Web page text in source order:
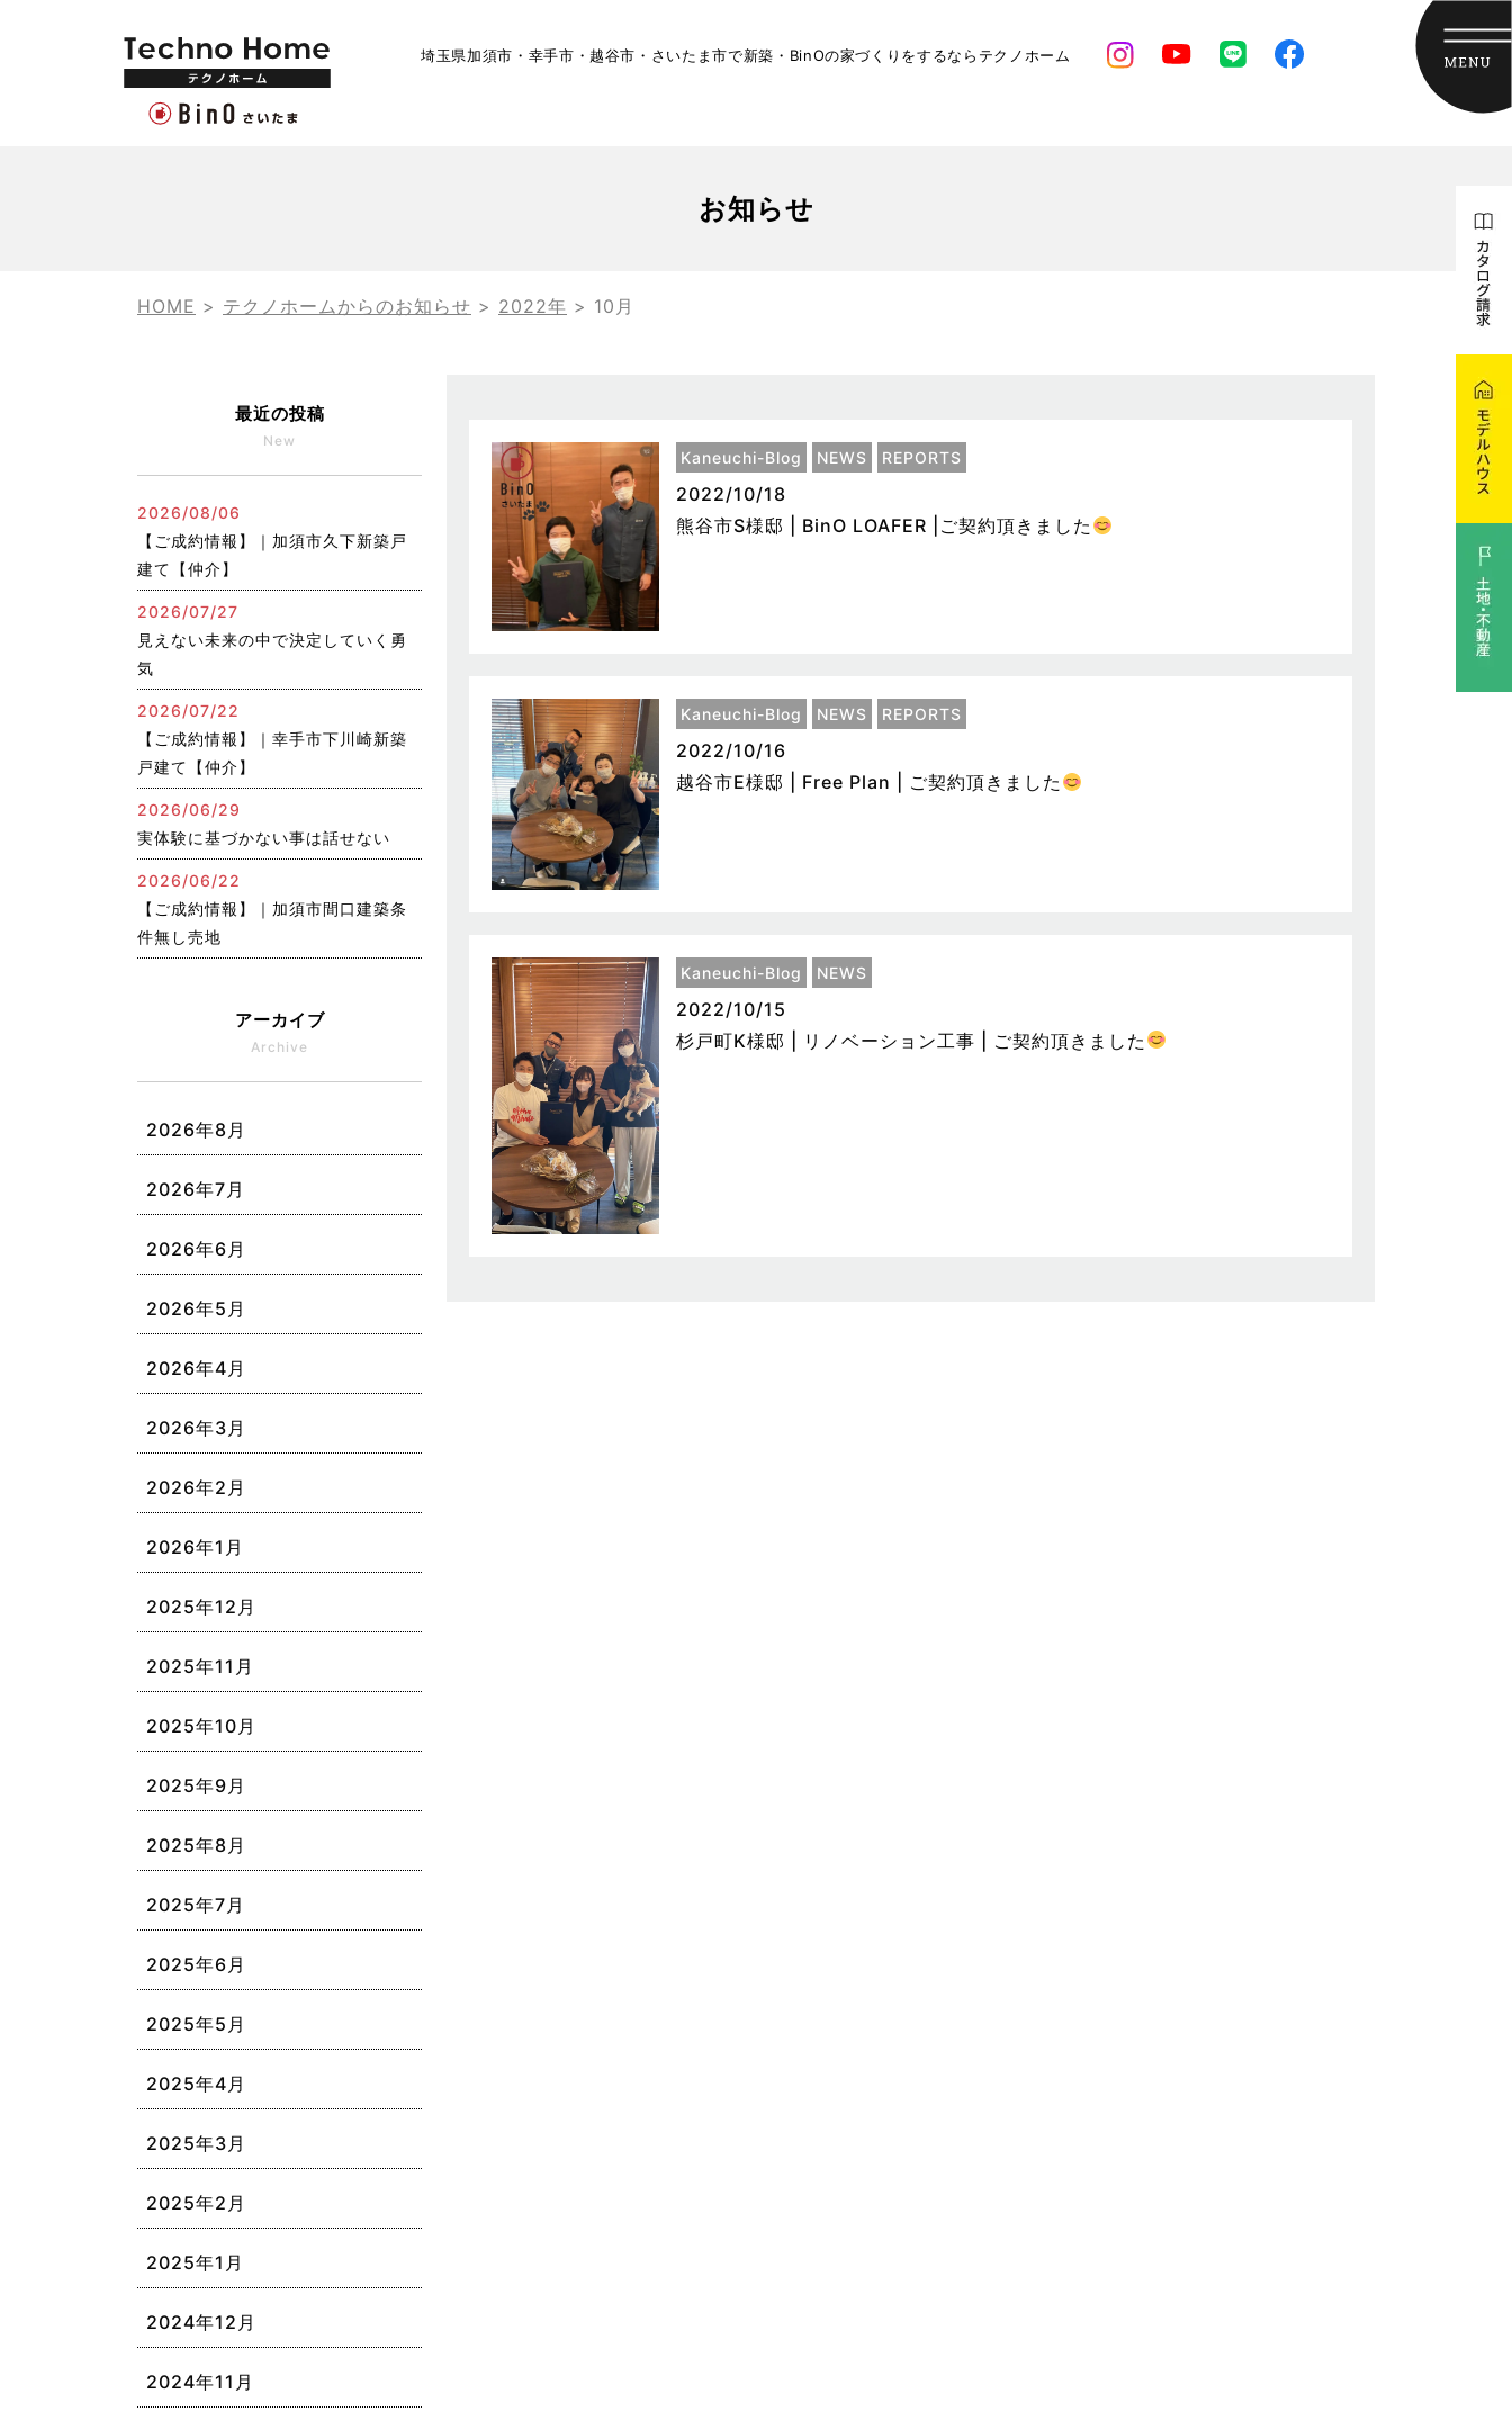
埼玉県加須市・幸手市・越谷市・さいたま市で新築・BinOの家づくりをするならテクノホーム
お知らせ
HOME > テクノホームからのお知らせ > 2022年 > 10月
Kaneuchi-Blog NEWS REPORTS
2022/10/18
熊谷市S様邸 | BinO LOAFER |ご契約頂きました
Kaneuchi-Blog NEWS REPORTS
2022/10/16
越谷市E様邸 | Free Plan | ご契約頂きました
Kaneuchi-Blog NEWS
2022/10/15
杉戸町K様邸 | リノベーション工事 | ご契約頂きました
最近の投稿
New
2026/08/06
【ご成約情報】｜加須市久下新築戸
建て【仲介】
2026/07/27
見えない未来の中で決定していく勇
気
2026/07/22
【ご成約情報】｜幸手市下川崎新築
戸建て【仲介】
2026/06/29
実体験に基づかない事は話せない
2026/06/22
【ご成約情報】｜加須市間口建築条
件無し売地
アーカイブ
Archive
2026年8月
2026年7月
2026年6月
2026年5月
2026年4月
2026年3月
2026年2月
2026年1月
2025年12月
2025年11月
2025年10月
2025年9月
2025年8月
2025年7月
2025年6月
2025年5月
2025年4月
2025年3月
2025年2月
2025年1月
2024年12月
2024年11月